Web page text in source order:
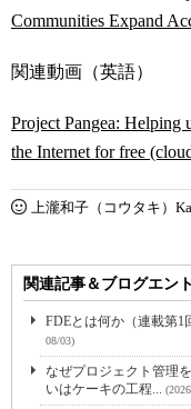
Communities Expand
関連動画（英語）
Project Pangea: Helping
the Internet for free
上瀧和子（コウタキ）
関連記事＆ブログエン
FDEとは何か（連載第1
08/03)
なぜプロジェクト管理
いはケーキの工程...